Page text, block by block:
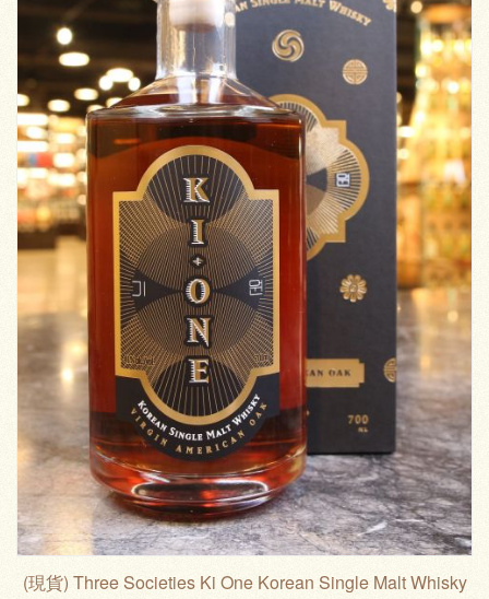
(現貨) Three Societies Ki One Korean Single Malt Whisky